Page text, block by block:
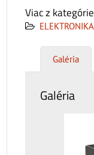
Viac z kategórie
ELEKTRONIKA
Galéria
Galéria